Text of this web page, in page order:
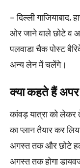
– दिल्ली
ओर जाने वाले छोटे व
पलवाडा चैक पोस्ट
अन्य लेन में चलेंगे।
क्या कहते हैं
कांवड़ यात्रा को लेकर
का प्लान तैयार कर
अगस्त तक और छोटे
अगस्त तक होगा